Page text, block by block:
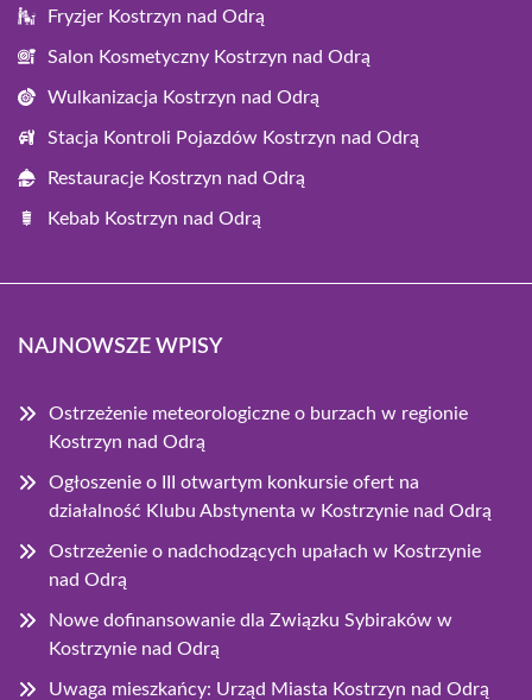
Fryzjer Kostrzyn nad Odrą
Salon Kosmetyczny Kostrzyn nad Odrą
Wulkanizacja Kostrzyn nad Odrą
Stacja Kontroli Pojazdów Kostrzyn nad Odrą
Restauracje Kostrzyn nad Odrą
Kebab Kostrzyn nad Odrą
NAJNOWSZE WPISY
Ostrzeżenie meteorologiczne o burzach w regionie
Kostrzyn nad Odrą
Ogłoszenie o III otwartym konkursie ofert na
działalność Klubu Abstynenta w Kostrzynie nad Odrą
Ostrzeżenie o nadchodzących upałach w Kostrzynie
nad Odrą
Nowe dofinansowanie dla Związku Sybiraków w
Kostrzynie nad Odrą
Uwaga mieszkańcy: Urząd Miasta Kostrzyn nad Odrą